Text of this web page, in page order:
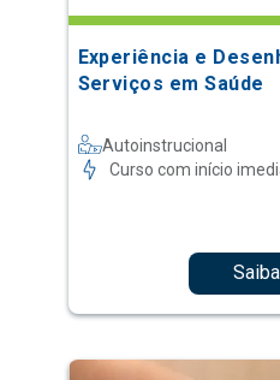
Experiência e
Serviços em Saúde
Autoinstrucional
Curso com início